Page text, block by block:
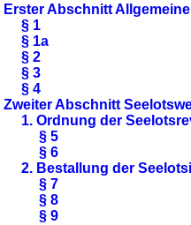
Erster Abschnitt
§ 1
§ 1a
§ 2
§ 3
§ 4
Zweiter Abschnitt
1. Ordnung der
§ 5
§ 6
2. Bestallung der
§ 7
§ 8
§ 9